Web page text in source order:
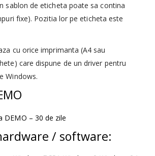
sablon de eticheta poate sa contina
fixe). Pozitia lor pe eticheta este
cu orice imprimanta (A4 sau
care dispune de un driver pentru
Windows.
DEMO – 30 de zile
/ software: